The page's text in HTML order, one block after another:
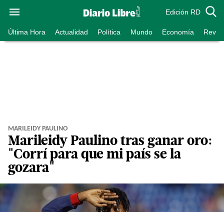
Edición RD
Última Hora Actualidad Política Mundo Economía
MARILEIDY PAULINO
Marileidy Paulino tras ganar oro:
"Corrí para que mi país se la
gozara"